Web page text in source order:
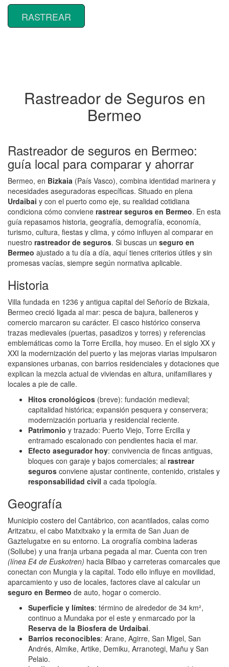
RASTREAR
Rastreador de Seguros en
Bermeo
Rastreador de seguros en Bermeo:
guía local para comparar y ahorrar
Bermeo, en Bizkaia (País Vasco), combina identidad marinera y
necesidades aseguradoras específicas. Situado en plena
Urdaibai y con el puerto como eje, su realidad cotidiana
condiciona cómo conviene rastrear seguros en Bermeo. En esta
guía repasamos historia, geografía, demografía, economía,
turismo, cultura, fiestas y clima, y cómo influyen al comparar en
nuestro rastreador de seguros. Si buscas un seguro en
Bermeo ajustado a tu día a día, aquí tienes criterios útiles y sin
promesas vacías, siempre según normativa aplicable.
Historia
Villa fundada en 1236 y antigua capital del Señorío de Bizkaia,
Bermeo creció ligada al mar: pesca de bajura, balleneros y
comercio marcaron su carácter. El casco histórico conserva
trazas medievales (puertas, pasadizos y torres) y referencias
emblemáticas como la Torre Ercilla, hoy museo. En el siglo XX y
XXI la modernización del puerto y las mejoras viarias impulsaron
expansiones urbanas, con barrios residenciales y dotaciones que
explican la mezcla actual de viviendas en altura, unifamiliares y
locales a pie de calle.
Hitos cronológicos (breve): fundación medieval;
capitalidad histórica; expansión pesquera y conservera;
modernización portuaria y residencial reciente.
Patrimonio y trazado: Puerto Viejo, Torre Ercilla y
entramado escalonado con pendientes hacia el mar.
Efecto asegurador hoy: convivencia de fincas antiguas,
bloques con garaje y bajos comerciales; al rastrear
seguros conviene ajustar continente, contenido, cristales y
responsabilidad civil a cada tipología.
Geografía
Municipio costero del Cantábrico, con acantilados, calas como
Aritzatxu, el cabo Matxitxako y la ermita de San Juan de
Gaztelugatxe en su entorno. La orografía combina laderas
(Sollube) y una franja urbana pegada al mar. Cuenta con tren
(línea E4 de Euskotren) hacia Bilbao y carreteras comarcales que
conectan con Mungia y la capital. Todo ello influye en movilidad,
aparcamiento y uso de locales, factores clave al calcular un
seguro en Bermeo de auto, hogar o comercio.
Superficie y límites: término de alrededor de 34 km²,
continuo a Mundaka por el este y enmarcado por la
Reserva de la Biosfera de Urdaibai.
Barrios reconocibles: Arane, Agirre, San Migel, San
Andrés, Almike, Artike, Demiku, Arranotegi, Mañu y San
Pelaio.